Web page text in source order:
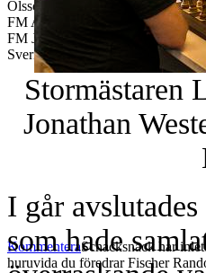
Olsson, FM Eric Thörn, IM
FM Alexander Ström-Engdahl,
FM Joar Östlund som är en starkt
Sverigemästarklassen.
KommenteraSchacksnack har
huruvida du föredrar Fischer
Stormästaren
Jonathan
I går avslutades
som hade